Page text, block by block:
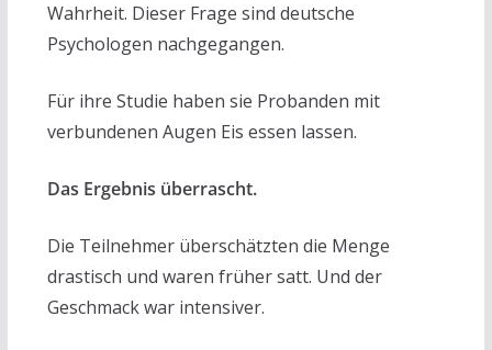
Wahrheit. Dieser Frage sind deutsche
Psychologen nachgegangen.
Für ihre Studie haben sie Probanden mit
verbundenen Augen Eis essen lassen.
Das Ergebnis überrascht.
Die Teilnehmer überschätzten die Menge
drastisch und waren früher satt. Und der
Geschmack war intensiver.